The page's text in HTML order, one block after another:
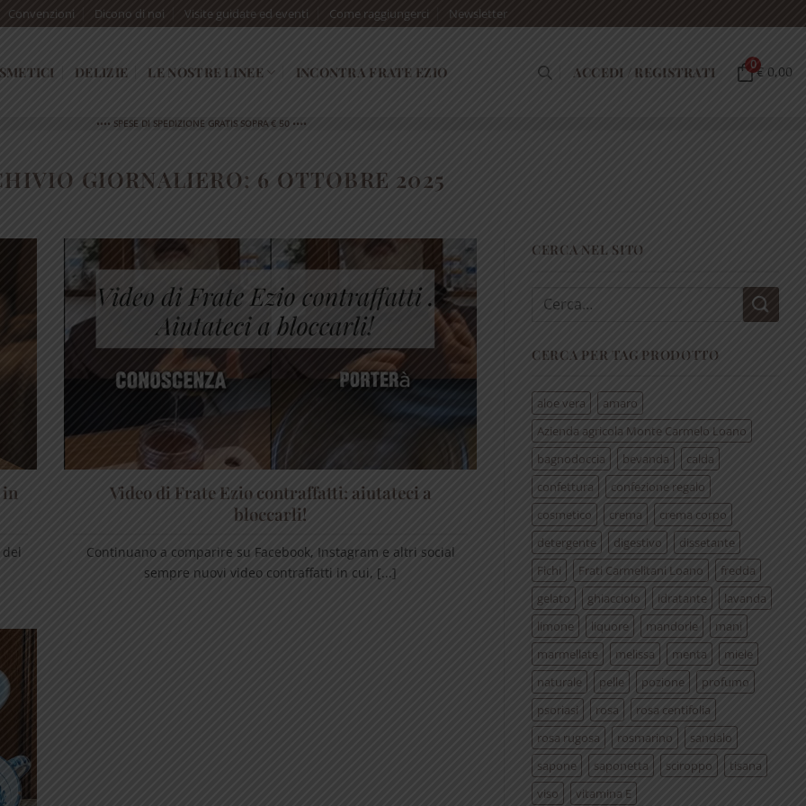
Convenzioni Dicono di noi Visite guidate ed eventi Come raggiungerci Newsletter
DELIZIE LE NOSTRE LINEE INCONTRA FRATE EZIO ACCEDI / REGISTRATI 0€ 0,00
•••• SPESE DI SPEDIZIONE GRATIS SOPRA € 50 ••••
GIORNALIERO: 6 OTTOBRE 2025
Video di Frate Ezio contraffatti: aiutateci a
bloccarli!
Continuano a comparire su Facebook, Instagram e altri social
sempre nuovi video contraffatti in cui, [...]
CERCA NEL SITO
Cerca:
CERCA PER TAG PRODOTTO
aloe vera
amaro
Azienda agricola Monte Carmelo Loano
bagnodoccia
bevanda
calda
confettura
confezione regalo
cosmetico
crema
crema corpo
detergente
digestivo
dissetante
Fichi
Frati Carmelitani Loano
fredda
gelato
ghiacciolo idratante
lavanda
limone
liquore mandorle
mani
marmellate
melissa menta
miele
naturale
pelle pozione
profumo
psoriasi
rosa
rosa centifolia
rosa rugosa
rosmarino
sandalo
sapone
saponetta sciroppo
tisana
viso
vitamina E